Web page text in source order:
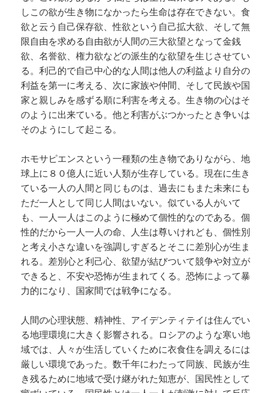
しこの欲が生き物になかったら生命は存在できない。食
欲と云う自己保存欲、性欲という自己拡大欲、そして無
限自由を求める自由欲が人間の三大欲望となって金銭
欲、名誉欲、権力欲などの派生的な欲望を生じさせてい
る。利己的で自己中心的な人間は他人の利益より自分の
利益を第一に考える、次に家族や仲間、そして民族や国
家と親しみを感ずる順に利害を考える。生き物の心はそ
のように出来ている。他と利害がぶつかったとき争いは
そのようにして起こる。
ホモサピエンスという一種類の生き物でありながら、地
球上に８０億人に近い人類が生存している。現在に生き
ている一人の人間と同じものは、過去にもまた未来にも
ただ一人として同じ人間はいない。似ている人がいて
も、一人一人はこのように極めて個性的なのである。個
性的だから一人一人の命、人生は尊いけれども、個性別
と考え小さな違いを強調しすぎるとそこに差別心が生ま
れる。差別心と利己心、欲望が結びついて競争や対立が
できると、不安や恐怖が生まれてくる。恐怖によって暴
力的になり、国家間では戦争になる。
人間の心理状態、精神性、アイデンティテイは住んでい
る地理環境に大きく影響される。ロシアのような寒い地
域では、人々が生活していくために衣食住を調えるには
厳しい環境であった。数千年にわたって同族、民族が生
き残るために地域で受け継がれた知恵が、国民性として